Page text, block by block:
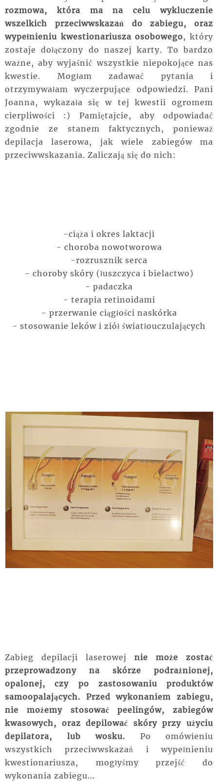
rozmowa, która ma na celu wykluczenie
wszelkich przeciwwskazań do zabiegu, oraz
wypełnieniu kwestionariusza osobowego, który
zostaje dołączony do naszej karty. To bardzo
ważne, aby wyjaśnić wszystkie niepokojące nas
kwestie. Mogłam zadawać pytania i
otrzymywałam wyczerpujące odpowiedzi. Pani
Joanna, wykazała się w tej kwestii ogromem
cierpliwości :) Pamiętajcie, aby odpowiadać
zgodnie ze stanem faktycznych, ponieważ
depilacja laserowa, jak wiele zabiegów ma
przeciwwskazania. Zaliczają się do nich:
-ciąża i okres laktacji
- choroba nowotworowa
-rozrusznik serca
- choroby skóry (łuszczyca i bielactwo)
- padaczka
- terapia retinoidami
- przerwanie ciągłości naskórka
- stosowanie leków i ziół światłouczulających
Zabieg depilacji laserowej nie może zostać
przeprowadzony na skórze podrażnionej,
opalonej, czy po zastosowaniu produktów
samoopalających. Przed wykonaniem zabiegu,
nie możemy stosować peelingów, zabiegów
kwasowych, oraz depilować skóry przy użyciu
depilatora, lub wosku. Po omówieniu
wszystkich przeciwwskazań i wypełnieniu
kwestionariusza, mogłyśmy przejść do
wykonania zabiegu...